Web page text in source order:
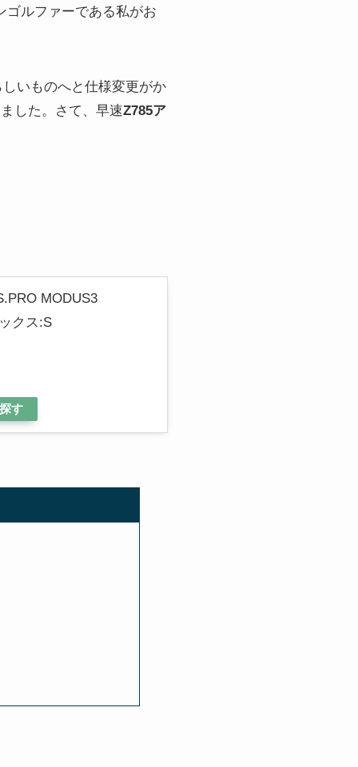
ゴルファーである私がお
いものへと仕様変更がか
した。さて、早速Z785ア
MODUS3
クス:S
す